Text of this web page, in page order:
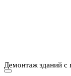
Демонтаж зданий с